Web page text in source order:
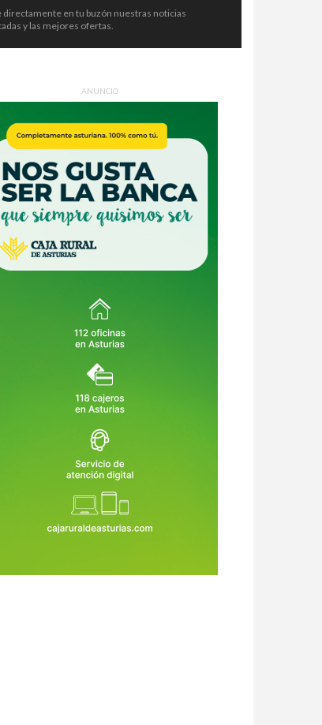
directamente en tu buzón nuestras noticias
y las mejores ofertas.
ANUNCIO